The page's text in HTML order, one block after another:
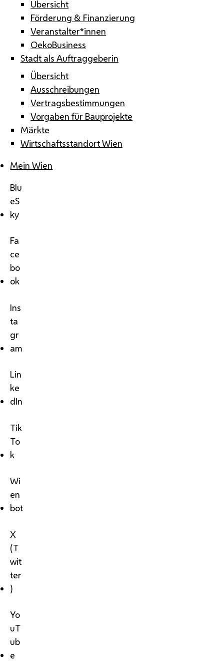
Übersicht
Förderung & Finanzierung
Veranstalter*innen
OekoBusiness
Stadt als Auftraggeberin
Übersicht
Ausschreibungen
Vertragsbestimmungen
Vorgaben für Bauprojekte
Märkte
Wirtschaftsstandort Wien
Mein Wien
Blu
eS
ky
Fa
ce
bo
ok
Ins
ta
gr
am
Lin
ke
dIn
Tik
To
k
Wi
en
bot
X
(T
wit
ter
)
Yo
uT
ub
e